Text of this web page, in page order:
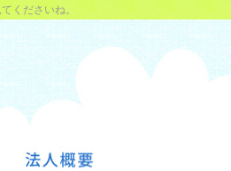
くださいね。